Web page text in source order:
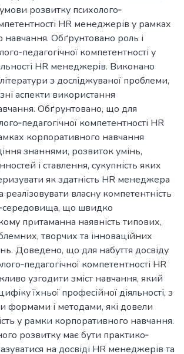
розвитку психолого‐
HR менеджерів у рамках
навчання. Обґрунтовано роль і
компетентності у
HR менеджерів. Виконано
з досліджуваної проблеми,
аспекти використання
Обґрунтовано, що для
компетентності HR
корпоративного навчання
знаннями, розвиток умінь,
і ставлення, сукупність яких
як здатність HR менеджера
реалізовувати власну компетентність
що швидко
притаманна наявність типових,
творчих та інноваційних
Доведено, що для набуття досвіду
компетентності HR
узгодити зміст навчання, який
їхньої професійної діяльності, з
формами і методами, які довели
у рамки корпоративного навчання.
розвитку має бути практико‐
на досвіді HR менеджерів та